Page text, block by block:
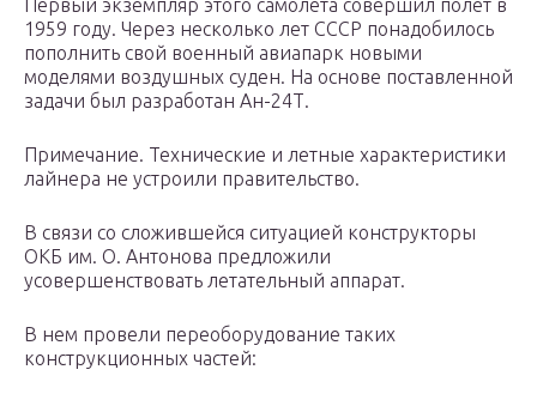
Первый экземпляр этого самолета совершил полет в
1959 году. Через несколько лет СССР понадобилось
пополнить свой военный авиапарк новыми
моделями воздушных суден. На основе поставленной
задачи был разработан Ан-24Т.
Примечание. Технические и летные характеристики
лайнера не устроили правительство.
В связи со сложившейся ситуацией конструкторы
ОКБ им. О. Антонова предложили
усовершенствовать летательный аппарат.
В нем провели переоборудование таких
конструкционных частей: